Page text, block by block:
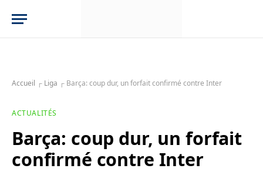
Accueil ┌ Liga ┌ Barça: coup dur, un forfait confirmé contre Inter
ACTUALITÉS
Barça: coup dur, un forfait
confirmé contre Inter